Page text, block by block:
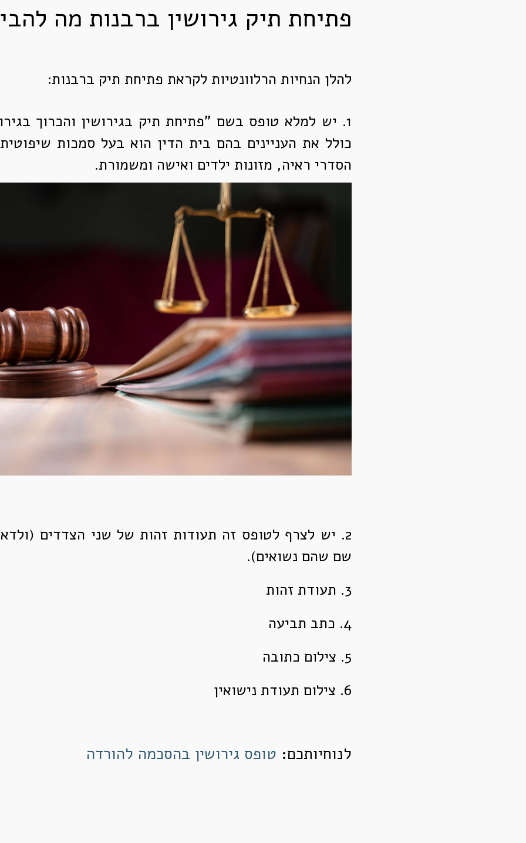
פתיחת תיק גירושין ברבנות מה
להלן הנחיות הרלוונטיות לקראת פתיחת תיק ברבנות:
1. יש למלא טופס בשם "פתיחת תיק בגירושין והכרוך
כולל את העניינים בהם בית הדין הוא בעל סמכות
הסדרי ראיה, מזונות ילדים ואישה ומשמורת.
2. יש לצרף לטופס זה תעודות זהות של שני הצדדים
שם שהם נשואים).
3. תעודת זהות
4. כתב תביעה
5. צילום כתובה
6. צילום תעודת נישואין
לנוחיותכם: טופס גירושין בהסכמה להורדה